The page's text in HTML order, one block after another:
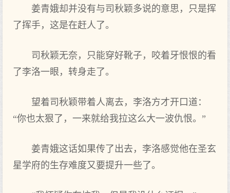
姜青娥却并没有与司秋颖多说的意思，只是挥
了挥手，这是在赶人了。
司秋颖无奈，只能穿好靴子，咬着牙恨恨的看
了李洛一眼，转身走了。
望着司秋颖带着人离去，李洛方才开口道：
“你也太狠了，一来就给我拉这么大一波仇恨。”
姜青娥这话如果传了出去，李洛感觉他在圣玄
星学府的生存难度又要提升一些了。